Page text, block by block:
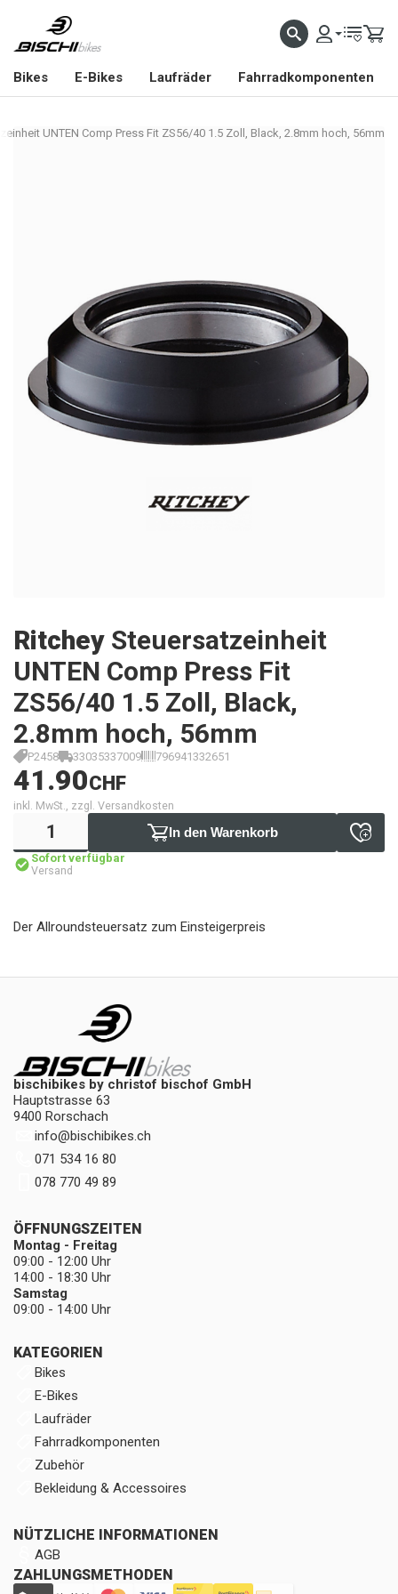
Bikes E-Bikes Laufräder Fahrradkomponenten
UNTEN Comp Press Fit ZS56/40 1.5 Zoll, Black, 2.8mm hoch, 56mm
Ritchey Steuersatzeinheit
UNTEN Comp Press Fit
ZS56/40 1.5 Zoll, Black,
2.8mm hoch, 56mm
P2458 33035337009 796941332651
41.90CHF
inkl. MwSt., zzgl. Versandkosten
In den Warenkorb
Sofort verfügbar
Versand
Der Allroundsteuersatz zum Einsteigerpreis
bischibikes by christof bischof GmbH
Hauptstrasse 63
9400 Rorschach
info@bischibikes.ch
071 534 16 80
078 770 49 89
KATEGORIEN
Bikes
E-Bikes
Laufräder
Fahrradkomponenten
Zubehör
Bekleidung & Accessoires
NÜTZLICHE INFORMATIONEN
AGB
ZAHLUNGSMETHODEN
ÖFFNUNGSZEITEN
Montag - Freitag
09:00 - 12:00 Uhr
14:00 - 18:30 Uhr
Samstag
09:00 - 14:00 Uhr